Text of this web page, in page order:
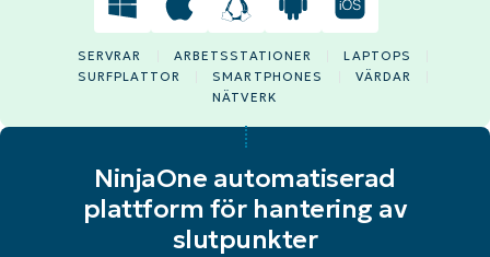
SERVRAR ARBETSSTATIONER
LAPTOPS
SURFPLATTOR
SMARTPHONES
VÄRDAR
NÄTVERK
NinjaOne automatiserad
plattform för hantering av
slutpunkter